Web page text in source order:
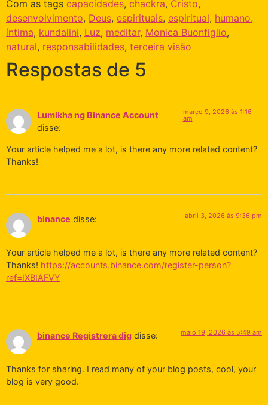
Com as tags capacidades, chackra, Cristo,
desenvolvimento, Deus, espirituais, espiritual, humano,
íntima, kundalini, Luz, meditar, Monica Buonfiglio,
natural, responsabilidades, terceira visão
Respostas de 5
Lumikha ng Binance Account
disse:
março 9, 2026 às 1:16
am
Your article helped me a lot, is there any more related content?
Thanks!
binance disse: abril 3, 2026 às 9:36 pm
Your article helped me a lot, is there any more related content?
Thanks! https://accounts.binance.com/register-person?
ref=IXBIAFVY
binance Registrera dig disse: maio 19, 2026 às 5:49 am
Thanks for sharing. I read many of your blog posts, cool, your
blog is very good.